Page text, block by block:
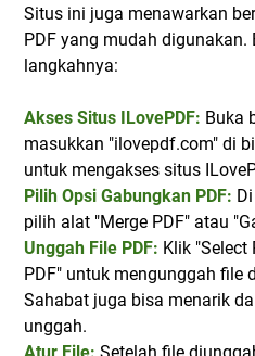
Situs ini juga menawarkan
PDF yang mudah
langkahnya:
Akses Situs ILovePDF: Buka
masukkan "ilovepdf.com" di
untuk mengakses situs
Pilih Opsi Gabungkan PDF:
pilih alat "Merge PDF" atau
Unggah File PDF: Klik "Select
PDF" untuk mengunggah file
Sahabat juga bisa menarik
unggah.